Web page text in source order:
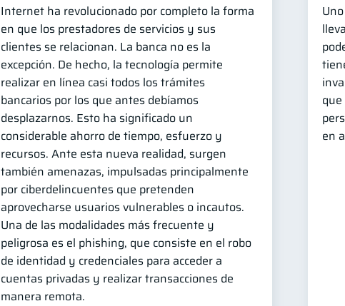
Internet ha revolucionado por completo la forma
en que los prestadores de servicios y sus
clientes se relacionan. La banca no es la
excepción. De hecho, la tecnología permite
realizar en línea casi todos los trámites
bancarios por los que antes debíamos
desplazarnos. Esto ha significado un
considerable ahorro de tiempo, esfuerzo y
recursos. Ante esta nueva realidad, surgen
también amenazas, impulsadas principalmente
por ciberdelincuentes que pretenden
aprovecharse usuarios vulnerables o incautos.
Una de las modalidades más frecuente y
peligrosa es el phishing, que consiste en el robo
de identidad y credenciales para acceder a
cuentas privadas y realizar transacciones de
manera remota.
en